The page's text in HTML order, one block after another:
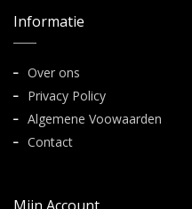
Informatie
Over ons
Privacy Policy
Algemene Voowaarden
Contact